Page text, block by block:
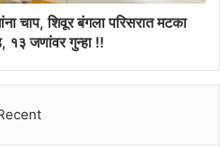
चाप, शिवूर बंगला परिसरात मटका
१३ जणांवर गुन्हा !!